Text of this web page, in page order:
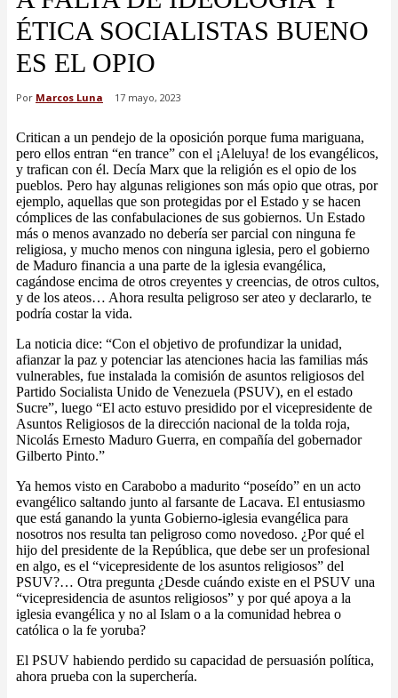
ÉTICA SOCIALISTAS BUENO
ES EL OPIO
Por Marcos Luna 17 mayo, 2023
Critican a un pendejo de la oposición porque fuma mariguana,
pero ellos entran “en trance” con el ¡Aleluya! de los evangélicos,
y trafican con él. Decía Marx que la religión es el opio de los
pueblos. Pero hay algunas religiones son más opio que otras, por
ejemplo, aquellas que son protegidas por el Estado y se hacen
cómplices de las confabulaciones de sus gobiernos. Un Estado
más o menos avanzado no debería ser parcial con ninguna fe
religiosa, y mucho menos con ninguna iglesia, pero el gobierno
de Maduro financia a una parte de la iglesia evangélica,
cagándose encima de otros creyentes y creencias, de otros cultos,
y de los ateos… Ahora resulta peligroso ser ateo y declararlo, te
podría costar la vida.
La noticia dice: “Con el objetivo de profundizar la unidad,
afianzar la paz y potenciar las atenciones hacia las familias más
vulnerables, fue instalada la comisión de asuntos religiosos del
Partido Socialista Unido de Venezuela (PSUV), en el estado
Sucre”, luego “El acto estuvo presidido por el vicepresidente de
Asuntos Religiosos de la dirección nacional de la tolda roja,
Nicolás Ernesto Maduro Guerra, en compañía del gobernador
Gilberto Pinto.”
Ya hemos visto en Carabobo a madurito “poseído” en un acto
evangélico saltando junto al farsante de Lacava. El entusiasmo
que está ganando la yunta Gobierno-iglesia evangélica para
nosotros nos resulta tan peligroso como novedoso. ¿Por qué el
hijo del presidente de la República, que debe ser un profesional
en algo, es el “vicepresidente de los asuntos religiosos” del
PSUV?… Otra pregunta ¿Desde cuándo existe en el PSUV una
“vicepresidencia de asuntos religiosos” y por qué apoya a la
iglesia evangélica y no al Islam o a la comunidad hebrea o
católica o la fe yoruba?
El PSUV habiendo perdido su capacidad de persuasión política,
ahora prueba con la superchería.